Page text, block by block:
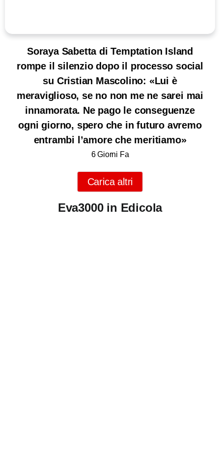
Soraya Sabetta di Temptation Island
rompe il silenzio dopo il processo social
su Cristian Mascolino: «Lui è
meraviglioso, se no non me ne sarei mai
innamorata. Ne pago le conseguenze
ogni giorno, spero che in futuro avremo
entrambi l’amore che meritiamo»
6 Giorni Fa
Carica altri
Eva3000 in Edicola